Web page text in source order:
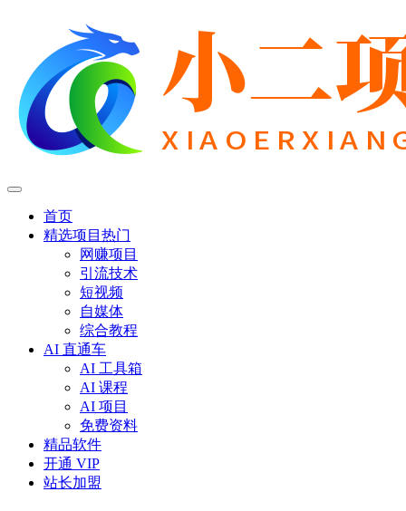
首页
精选项目 热门
网赚项目
引流技术
短视频
自媒体
综合教程
AI 直通车
AI 工具箱
AI 课程
AI 项目
免费资料
精品软件
开通 VIP
站长加盟